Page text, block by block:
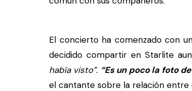
El concierto ha comenzado con
decidido compartir en Starlite
había visto”. “Es un poco la foto
el cantante sobre la relación entre